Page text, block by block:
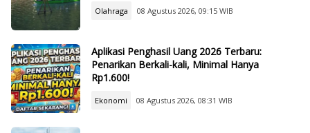
Olahraga 08 Agustus 2026, 09:15 WIB
Aplikasi Penghasil Uang 2026 Terbaru:
Penarikan Berkali-kali, Minimal Hanya
Rp1.600!
Ekonomi 08 Agustus 2026, 08:31 WIB